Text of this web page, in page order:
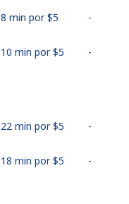
8 min por ⁦$5⁩ -
10 min por ⁦$5⁩ -
22 min por ⁦$5⁩ -
18 min por ⁦$5⁩ -